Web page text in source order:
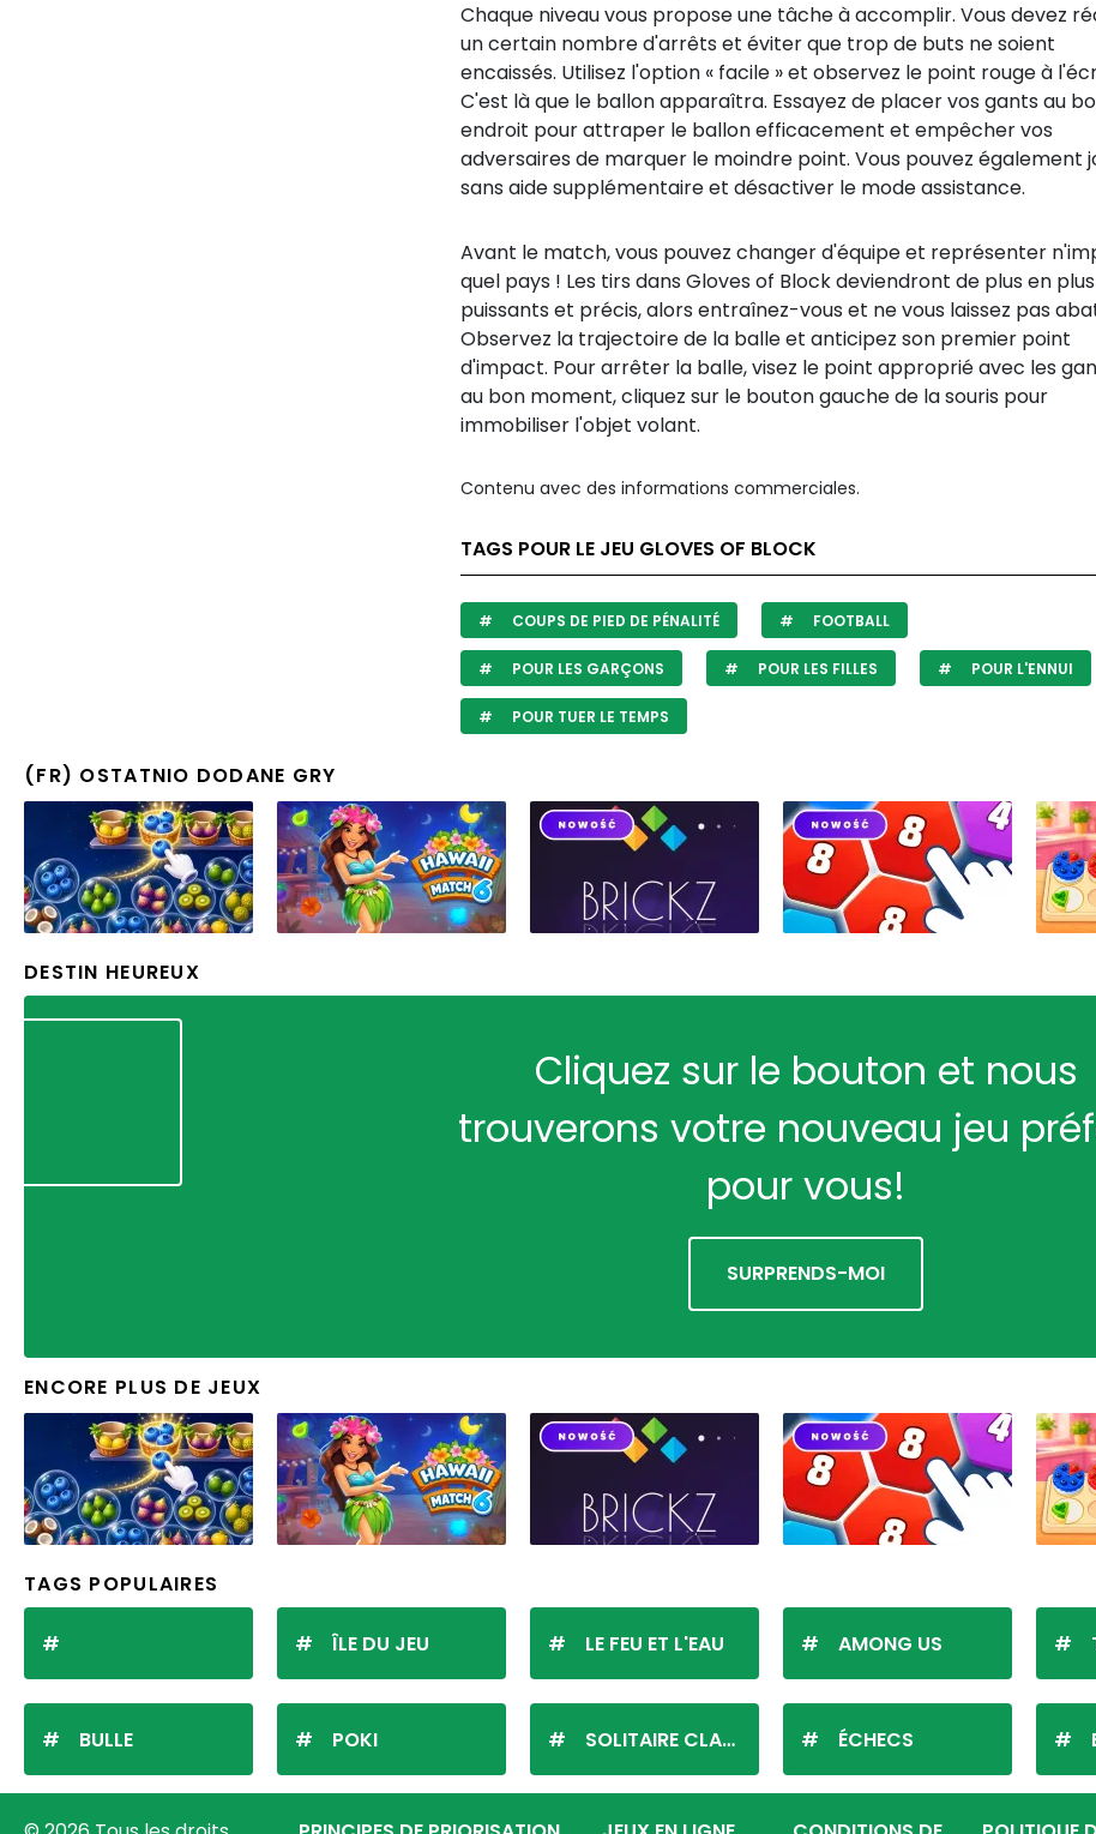
Chaque niveau vous propose une tâche à accomplir. Vous devez
un certain nombre d'arrêts et éviter que trop de buts ne soient
encaissés. Utilisez l'option « facile » et observez le point rouge à
C'est là que le ballon apparaîtra. Essayez de placer vos gants au
endroit pour attraper le ballon efficacement et empêcher vos
adversaires de marquer le moindre point. Vous pouvez également
sans aide supplémentaire et désactiver le mode assistance.
Avant le match, vous pouvez changer d'équipe et représenter
quel pays ! Les tirs dans Gloves of Block deviendront de plus en plus
puissants et précis, alors entraînez-vous et ne vous laissez pas
Observez la trajectoire de la balle et anticipez son premier point
d'impact. Pour arrêter la balle, visez le point approprié avec les
au bon moment, cliquez sur le bouton gauche de la souris pour
immobiliser l'objet volant.
Contenu avec des informations commerciales.
TAGS POUR LE JEU GLOVES OF BLOCK
COUPS DE PIED DE PÉNALITÉ FOOTBALL
POUR LES GARÇONS POUR LES FILLES POUR L'ENNUI
POUR TUER LE TEMPS
(FR) OSTATNIO DODANE GRY
DESTIN HEUREUX
Cliquez sur le bouton et nous
trouverons votre nouveau jeu
pour vous!
SURPRENDS-MOI
ENCORE PLUS DE JEUX
TAGS POPULAIRES
BULLE
ÎLE DU JEU
POKI
LE FEU ET L'EAU
SOLITAIRE CLASSIQUE
AMONG US
ÉCHECS